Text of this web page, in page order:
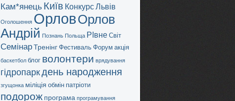
Кам*янець Київ КонкурсЛьвів
Оголошення ОрловОрлов
Андрій Познань Польща РІвне Світ
СемінарТренінг Фестиваль Форум акція
баскетбол блог волонтери врядування
гідропаркдень народження
згущонка міліція обмін патріоти
подорож програма програмування